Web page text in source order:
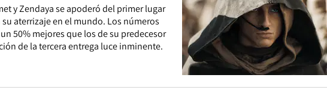
y Zendaya se apoderó del primer lugar
aterrizaje en el mundo. Los números
50% mejores que los de su predecesor
de la tercera entrega luce inminente.